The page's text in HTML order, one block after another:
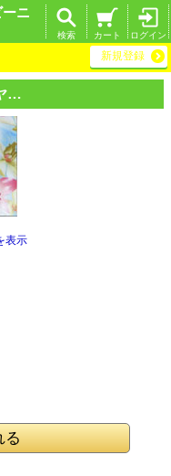
ニ
ログイン
カート
検索
新規登録
…
表示